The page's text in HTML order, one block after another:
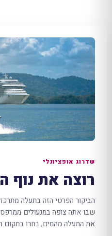
שדרוג אופציונלי
רוצה את נוף
הביקור הפרטי הזה בתעלה
שבו אתה צופה במנעולים
את התעלה מהמים, בחרו במקום